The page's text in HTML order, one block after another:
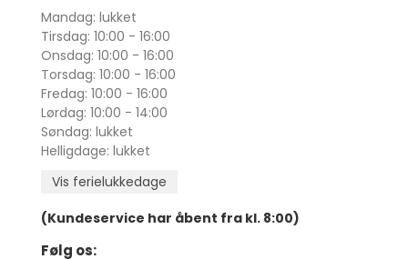
Mandag: lukket
Tirsdag: 10:00 - 16:00
Onsdag: 10:00 - 16:00
Torsdag: 10:00 - 16:00
Fredag: 10:00 - 16:00
Lørdag: 10:00 - 14:00
Søndag: lukket
Helligdage: lukket
Vis ferielukkedage
(Kundeservice har åbent fra kl. 8:00)
Følg os: